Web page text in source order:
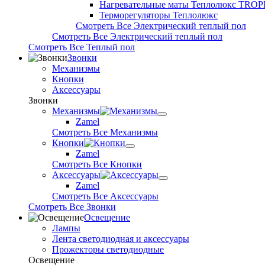
Нагревательные маты Теплолюкс
Терморегуляторы Теплолюкс
Смотреть Все Электрический теплый пол
Смотреть Все Электрический теплый пол
Смотреть Все Теплый пол
Звонки
Механизмы
Кнопки
Аксессуары
Звонки
Механизмы
Zamel
Смотреть Все Механизмы
Кнопки
Zamel
Смотреть Все Кнопки
Аксессуары
Zamel
Смотреть Все Аксессуары
Смотреть Все Звонки
Освещение
Лампы
Лента светодиодная и аксессуары
Прожекторы светодиодные
Освещение